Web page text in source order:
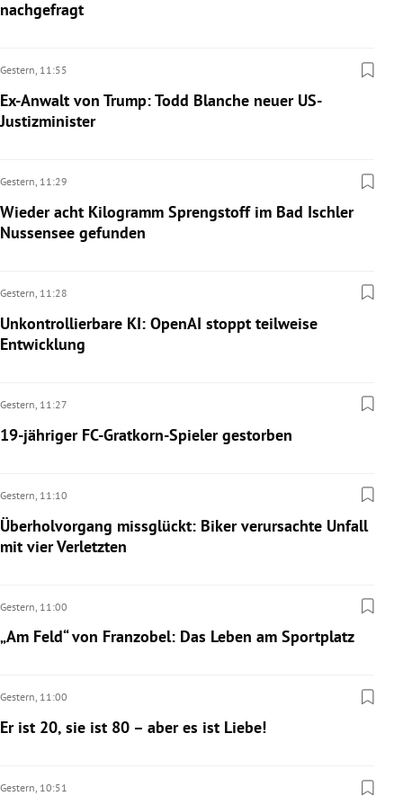
nachgefragt
Gestern, 11:55
Ex-Anwalt von Trump: Todd Blanche neuer US-
Justizminister
Gestern, 11:29
Wieder acht Kilogramm Sprengstoff im Bad Ischler
Nussensee gefunden
Gestern, 11:28
Unkontrollierbare KI: OpenAI stoppt teilweise
Entwicklung
Gestern, 11:27
19-jähriger FC-Gratkorn-Spieler gestorben
Gestern, 11:10
Überholvorgang missglückt: Biker verursachte Unfall
mit vier Verletzten
Gestern, 11:00
„Am Feld“ von Franzobel: Das Leben am Sportplatz
Gestern, 11:00
Er ist 20, sie ist 80 – aber es ist Liebe!
Gestern, 10:51